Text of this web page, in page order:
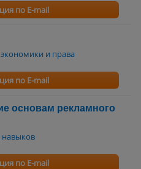
по E-mail
и права
по E-mail
основам рекламного
навыков
по E-mail